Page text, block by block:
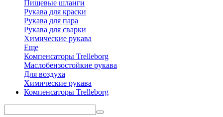
Пищевые шланги
Рукава для краски
Рукава для пара
Рукава для сварки
Химические рукава
Еще
Компенсаторы Trelleborg
Маслобензостойкие рукава
Для воздуха
Химические рукава
Компенсаторы Trelleborg